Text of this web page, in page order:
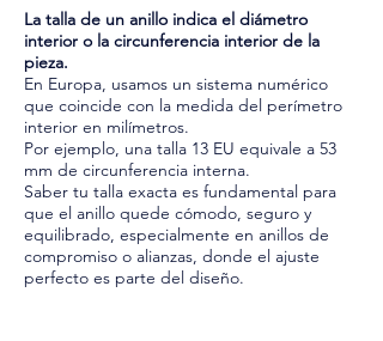
La talla de un anillo indica el diámetro
interior o la circunferencia interior de la
pieza.
En Europa, usamos un sistema numérico
que coincide con la medida del perímetro
interior en milímetros.
Por ejemplo, una talla 13 EU equivale a 53
mm de circunferencia interna.
Saber tu talla exacta es fundamental para
que el anillo quede cómodo, seguro y
equilibrado, especialmente en anillos de
compromiso o alianzas, donde el ajuste
perfecto es parte del diseño.